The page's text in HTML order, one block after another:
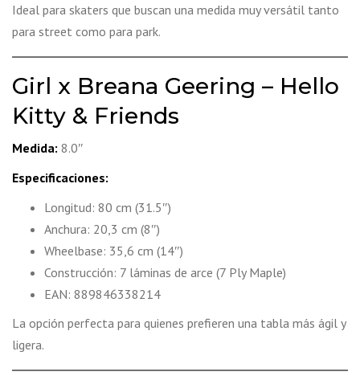
Ideal para skaters que buscan una medida muy versátil tanto
para street como para park.
Girl x Breana Geering – Hello
Kitty & Friends
Medida: 8.0″
Especificaciones:
Longitud: 80 cm (31.5″)
Anchura: 20,3 cm (8″)
Wheelbase: 35,6 cm (14″)
Construcción: 7 láminas de arce (7 Ply Maple)
EAN: 889846338214
La opción perfecta para quienes prefieren una tabla más ágil y
ligera.